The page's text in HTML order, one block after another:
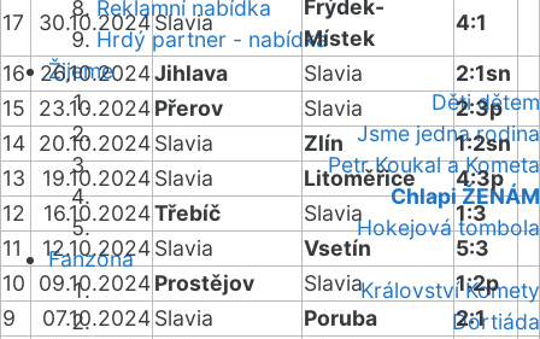
Reklamní nabídka
Hrdý partner - nabídka
Žijeme
Děti dětem
Jsme jedna rodina
Petr Koukal a Kometa
Chlapi ŽENÁM
Hokejová tombola
Fanzóna
Království Komety
Dortiáda
17 30.10.2024Slavia
Frýdek-
Místek
4:1
16
26.10.2024Jihlava Slavia
2:1sn
15
23.10.2024Přerov Slavia
2:3p
14 20.10.2024Slavia Zlín
1:2sn
13
19.10.2024Slavia Litoměřice
4:3p
12
16.10.2024Třebíč Slavia
1:3
11
12.10.2024Slavia Vsetín
5:3
10
09.10.2024Prostějov Slavia
1:2p
9
07.10.2024Slavia Poruba
2:1